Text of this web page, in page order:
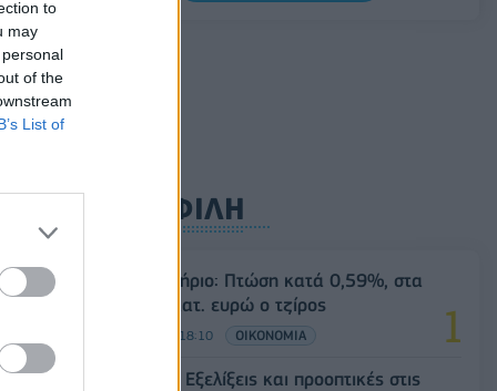
to
may
of the
List of
ΔΗΜΟΦΙΛΗ
Χρηματιστήριο: Πτώση κατά 0,59%, στα
320,42 εκατ. ευρώ ο τζίρος
06/08/2026 - 18:10 ΟΙΚΟΝΟΜΙΑ
Eurobank: Εξελίξεις και προοπτικές στις